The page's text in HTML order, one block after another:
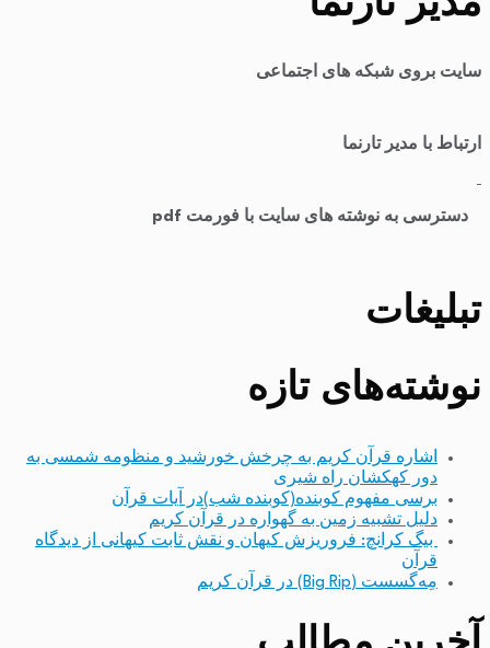
سایت بروی شبکه های اجتماعی
ارتباط با مدیر تارنما
دسترسی به نوشته های سایت با فورمت pdf
تبلیغات
نوشته‌های تازه
اشاره قرآن کریم به چرخش خورشید و منظومه شمسی به
دور کهکشان راه شیری
برسی مفهوم کوبنده(کوبنده شب)در آیات قرآن
دلیل تشبیه زمین به گهواره در قرآن کریم
بیگ کرانچ: فروریزش کیهان و نقش ثابت کیهانی از دیدگاه
قرآن
مِه‌گسست (Big Rip) در قرآن کریم